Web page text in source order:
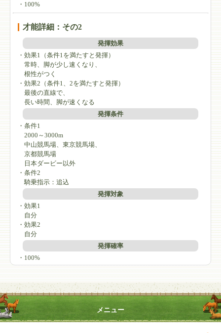
・100%
才能詳細：その2
発揮効果
・効果1（条件1を満たすと発揮）
常時、脚が少し速くなり、
根性がつく
・効果2（条件1、2を満たすと発揮）
最後の直線で、
長い時間、脚が速くなる
発揮条件
・条件1
2000～3000m
中山競馬場、東京競馬場、
京都競馬場
日本ダービー以外
・条件2
騎乗指示：追込
発揮対象
・効果1
自分
・効果2
自分
発揮確率
・100%
メニュー